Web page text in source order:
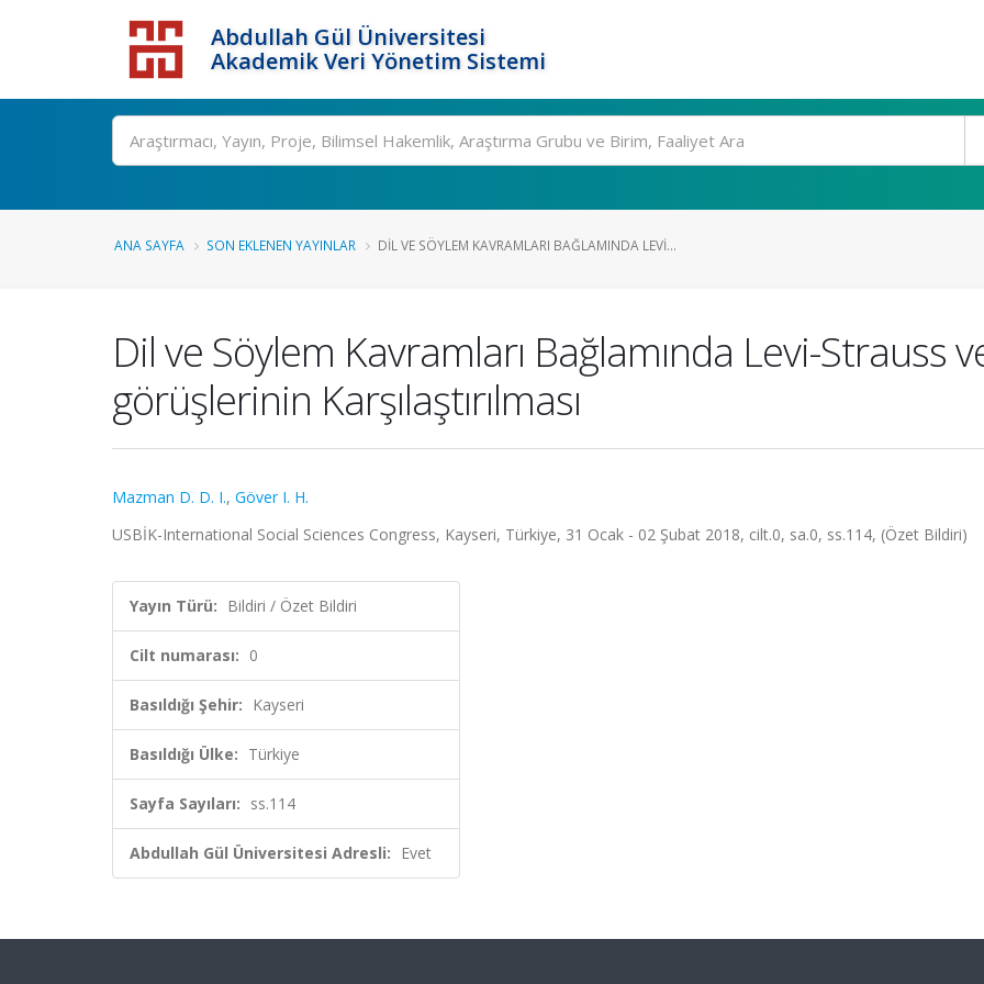
Abdullah Gül Üniversitesi
Akademik Veri Yönetim Sistemi
ANA SAYFA SON EKLENEN YAYINLAR DIL VE SÖYLEM KAVRAMLARI BAĞLAMINDA LEVI...
Dil ve Söylem Kavramları Bağlamında Levi-Strauss
görüşlerinin Karşılaştırılması
Mazman D. D. I., Göver I. H.
USBİK-International Social Sciences Congress, Kayseri, Türkiye, 31 Ocak - 02 Şubat 2018, cilt.0, sa.0, ss.114, (Özet Bildiri)
Yayın Türü: Bildiri / Özet Bildiri
Cilt numarası: 0
Basıldığı Şehir: Kayseri
Basıldığı Ülke: Türkiye
Sayfa Sayıları: ss.114
Abdullah Gül Üniversitesi Adresli: Evet